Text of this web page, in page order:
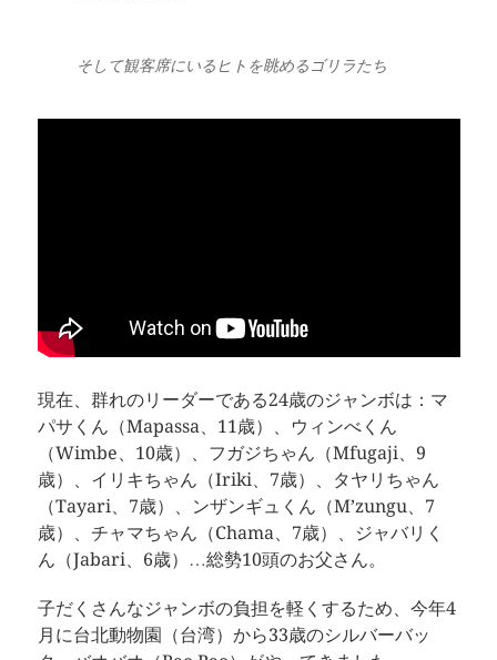
そして観客席にいるヒトを眺めるゴリラたち
現在、群れのリーダーである24歳のジャンボは：マ
パサくん（Mapassa、11歳）、ウィンべくん
（Wimbe、10歳）、フガジちゃん（Mfugaji、9
歳）、イリキちゃん（Iriki、7歳）、タヤリちゃん
（Tayari、7歳）、ンザンギュくん（M’zungu、7
歳）、チャマちゃん（Chama、7歳）、ジャバリく
ん（Jabari、6歳）…総勢10頭のお父さん。
子だくさんなジャンボの負担を軽くするため、今年4
月に台北動物園（台湾）から33歳のシルバーバッ